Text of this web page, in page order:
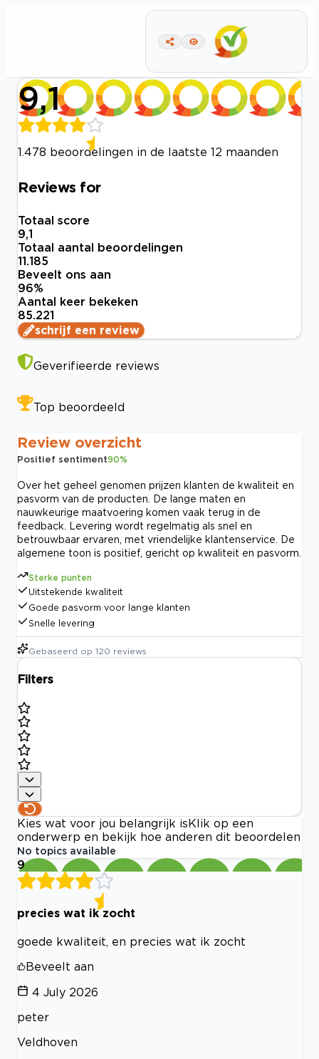
9,1
1.478 beoordelingen in de laatste 12 maanden
Reviews for
Totaal score
9,1
Totaal aantal beoordelingen
11.185
Beveelt ons aan
96%
Aantal keer bekeken
85.221
schrijf een review
Geverifieerde reviews
Top beoordeeld
Review overzicht
Positief sentiment90%
Over het geheel genomen prijzen klanten de kwaliteit en
pasvorm van de producten. De lange maten en
nauwkeurige maatvoering komen vaak terug in de
feedback. Levering wordt regelmatig als snel en
betrouwbaar ervaren, met vriendelijke klantenservice. De
algemene toon is positief, gericht op kwaliteit en pasvorm.
Sterke punten
Uitstekende kwaliteit
Goede pasvorm voor lange klanten
Snelle levering
Gebaseerd op 120 reviews
Filters
Kies wat voor jou belangrijk is Klik op een
onderwerp en bekijk hoe anderen dit beoordelen
No topics available
9
precies wat ik zocht
goede kwaliteit, en precies wat ik zocht
Beveelt aan
4 July 2026
peter
Veldhoven